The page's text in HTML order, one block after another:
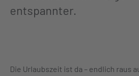
entspannter.
Die Urlaubszeit ist da – endlich raus